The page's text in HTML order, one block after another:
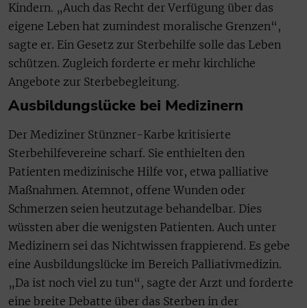
Kindern. „Auch das Recht der Verfügung über das
eigene Leben hat zumindest moralische Grenzen“,
sagte er. Ein Gesetz zur Sterbehilfe solle das Leben
schützen. Zugleich forderte er mehr kirchliche
Angebote zur Sterbebegleitung.
Ausbildungslücke bei Medizinern
Der Mediziner Stünzner-Karbe kritisierte
Sterbehilfevereine scharf. Sie enthielten den
Patienten medizinische Hilfe vor, etwa palliative
Maßnahmen. Atemnot, offene Wunden oder
Schmerzen seien heutzutage behandelbar. Dies
wüssten aber die wenigsten Patienten. Auch unter
Medizinern sei das Nichtwissen frappierend. Es gebe
eine Ausbildungslücke im Bereich Palliativmedizin.
„Da ist noch viel zu tun“, sagte der Arzt und forderte
eine breite Debatte über das Sterben in der